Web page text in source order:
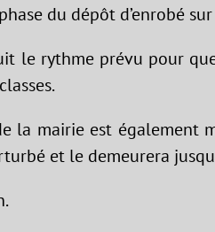
du dépôt d’enrobé
le rythme prévu pour
la mairie est également
et le demeurera